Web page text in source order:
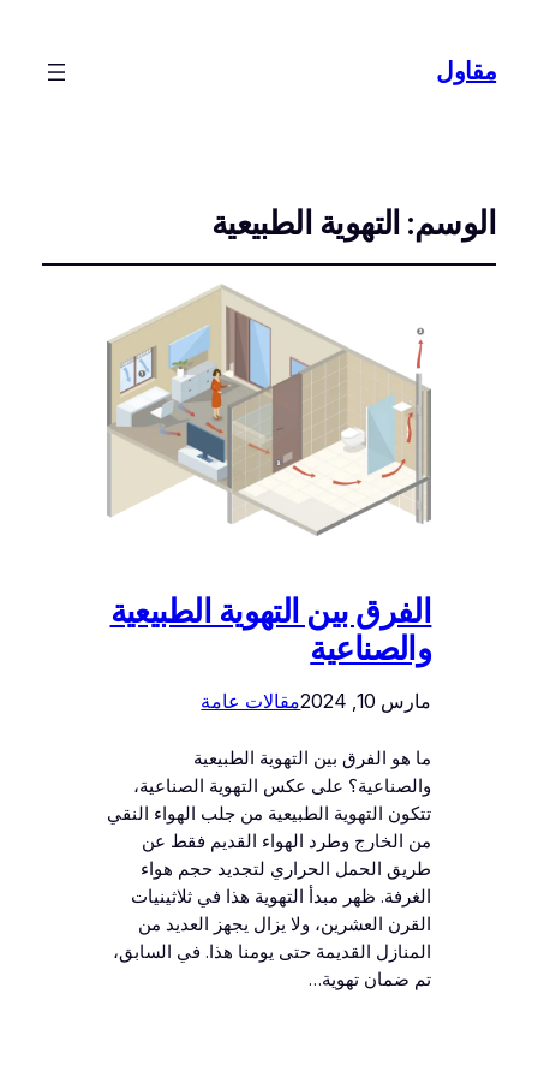
مقاول
الوسم: التهوية الطبيعية
الفرق بين التهوية الطبيعية
والصناعية
مارس 10, 2024 مقالات عامة
ما هو الفرق بين التهوية الطبيعية
والصناعية؟ على عكس التهوية الصناعية،
تتكون التهوية الطبيعية من جلب الهواء النقي
من الخارج وطرد الهواء القديم فقط عن
طريق الحمل الحراري لتجديد حجم هواء
الغرفة. ظهر مبدأ التهوية هذا في ثلاثينيات
القرن العشرين، ولا يزال يجهز العديد من
المنازل القديمة حتى يومنا هذا. في السابق،
تم ضمان تهوية…